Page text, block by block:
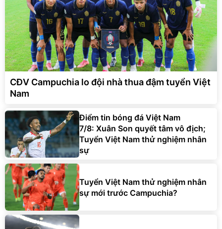
CĐV Campuchia lo đội nhà thua đậm tuyển Việt
Nam
Điểm tin bóng đá Việt Nam
7/8: Xuân Son quyết tâm vô địch;
Tuyển Việt Nam thử nghiệm nhân
sự
Tuyển Việt Nam thử nghiệm nhân
sự mới trước Campuchia?